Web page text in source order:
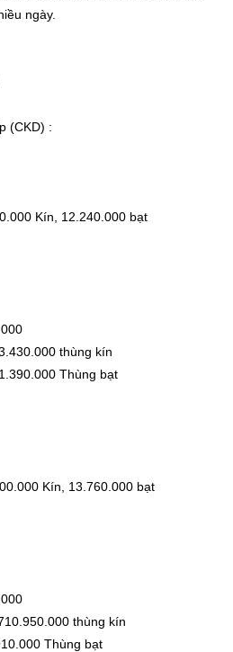
ngày.
(CKD) :
Kín, 12.240.000 bạt
thùng kín
Thùng bạt
Kín, 13.760.000 bạt
thùng kín
Thùng bạt